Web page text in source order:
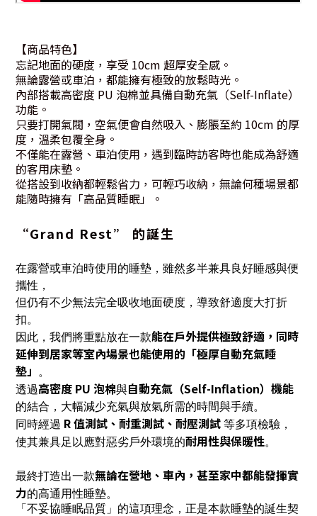
【商品特色】
忘記地面的硬度，享受 10cm 超厚安全感。
無論露營或車泊，都能擁有極致的放鬆時光。
內部搭載高密度 PU 泡棉並具備自動充氣（Self-Inflate）
功能。
只要打開氣閥，空氣便會自然吸入、膨脹至約 10cm 的厚
度，溫柔包覆全身。
不僅能在露營、車泊使用，遇到臨時訪客時也能成為舒適
的客用床墊。
從搭設到收納都輕鬆省力，可輕巧收納，無論何種場景都
能隨時擁有「高品質睡眠」。
“Grand Rest” 的誕生
在露營或車泊時使用的睡墊，雖然多半兼具良好睡感與便
攜性，
但仍有不少無法完全吸收地面硬度，導致舒適度大打折
扣。
因此，我們將重點放在一款能在戶外提供極致舒適，同時
延伸到居家等室內場景也能使用的「極厚自動充氣睡
墊」 。
透過高密度 PU 泡棉與自動充氣（Self-Inflation）機能
的結合，大幅減少充氣與放氣所需的時間與手續。
同時經過 R 值測試、耐重測試、耐壓測試等多項檢驗，
使其兼具足以應對惡劣戶外環境的耐用性與保暖性。
最終打造出一款無論在營地、車內，甚至家中都能發揮實
力的高通用性睡墊。
「不妥協睡眠品質」的這項理念，正是本款睡墊的誕生契